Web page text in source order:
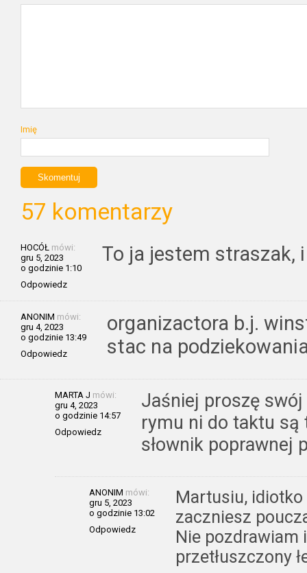
Imię
57 komentarzy
HOCÓŁ mówi:
gru 5, 2023
o godzinie 1:10
Odpowiedz
To ja jestem straszak,
ANONIM mówi:
gru 4, 2023
o godzinie 13:49
Odpowiedz
organizactora b.j.
stac na
MARTA J mówi:
gru 4, 2023
o godzinie 14:57
Odpowiedz
Jaśniej proszę
rymu ni do taktu są
słownik poprawnej
ANONIM mówi:
gru 5, 2023
o godzinie 13:02
Odpowiedz
Martusiu,
zaczniesz
Nie pozdrawiam
przetłuszczony